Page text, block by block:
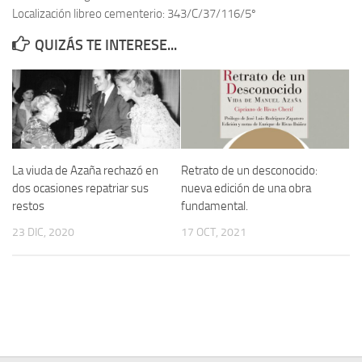
Memoria Histórica
Investigación previa de la represión en Talavera de la Reina (1937-
1947).
Informe Represión en Toledo 1936-1947 | Buscador
Informe de la fosa de abril de 1939 de Tembleque
Personajes republicanos
Localización libreo cementerio: 343/C/37/116/5º
QUIZÁS TE INTERESE...
La viuda de Azaña rechazó en
dos ocasiones repatriar sus
restos
23 DIC, 2020
Retrato de un desconocido:
nueva edición de una obra
fundamental.
17 OCT, 2021